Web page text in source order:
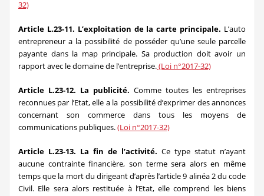
32)
Article L.23-11. L’exploitation de la carte principale. L’auto
entrepreneur a la possibilité de posséder qu’une seule parcelle
payante dans la map principale. Sa production doit avoir un
rapport avec le domaine de l’entreprise.(Loi n°2017-32)
Article L.23-12. La publicité. Comme toutes les entreprises
reconnues par l’Etat, elle a la possibilité d’exprimer des annonces
concernant son commerce dans tous les moyens de
communications publiques.(Loi n°2017-32)
Article L.23-13. La fin de l’activité. Ce type statut n’ayant
aucune contrainte financière, son terme sera alors en même
temps que la mort du dirigeant d’après l’article 9 alinéa 2 du code
Civil. Elle sera alors restituée à l’Etat, elle comprend les biens